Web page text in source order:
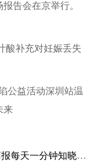
告会在京举行。
补充对妊娠丢失
公益活动深圳站温
来
钟知晓天下事 5月18日